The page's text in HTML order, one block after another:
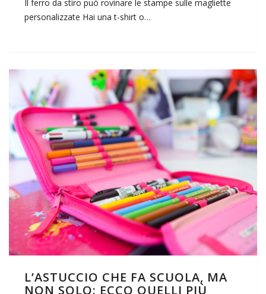
Il ferro da stiro può rovinare le stampe sulle magliette
personalizzate Hai una t-shirt o…
L’ASTUCCIO CHE FA SCUOLA, MA
NON SOLO: ECCO QUELLI PIÙ